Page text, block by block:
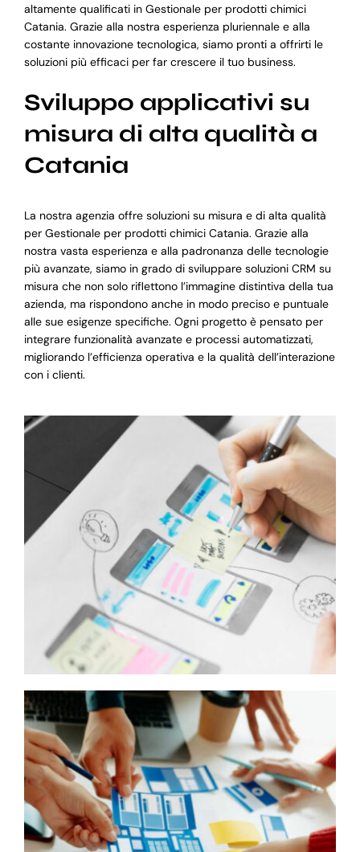
altamente qualificati in Gestionale per prodotti chimici
Catania. Grazie alla nostra esperienza pluriennale e alla
costante innovazione tecnologica, siamo pronti a offrirti le
soluzioni più efficaci per far crescere il tuo business.
Sviluppo applicativi su
misura di alta qualità a
Catania
La nostra agenzia offre soluzioni su misura e di alta qualità
per Gestionale per prodotti chimici Catania. Grazie alla
nostra vasta esperienza e alla padronanza delle tecnologie
più avanzate, siamo in grado di sviluppare soluzioni CRM su
misura che non solo riflettono l’immagine distintiva della tua
azienda, ma rispondono anche in modo preciso e puntuale
alle sue esigenze specifiche. Ogni progetto è pensato per
integrare funzionalità avanzate e processi automatizzati,
migliorando l’efficienza operativa e la qualità dell’interazione
con i clienti.